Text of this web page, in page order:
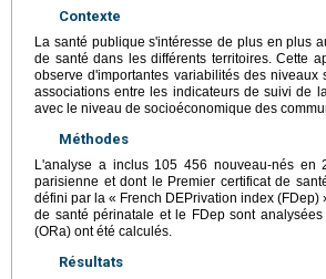
Contexte
La santé publique s'intéresse de plus en plus
de santé dans les différents territoires. Cette
observe d'importantes variabilités des niveaux
associations entre les indicateurs de suivi de
avec le niveau de socioéconomique des
Méthodes
L'analyse a inclus 105 456 nouveau-nés
parisienne et dont le Premier certificat de
défini par la « French DEPrivation index
de santé périnatale et le FDep sont
(ORa) ont été calculés.
Résultats